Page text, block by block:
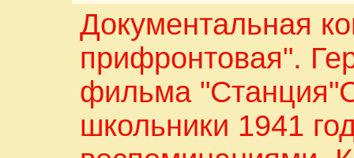
Документальная
прифронтовая".
фильма
школьники 1941